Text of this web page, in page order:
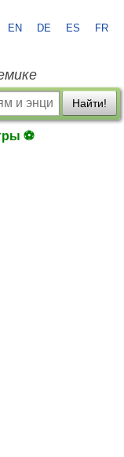
EN DE ES FR
Найти!
⚽